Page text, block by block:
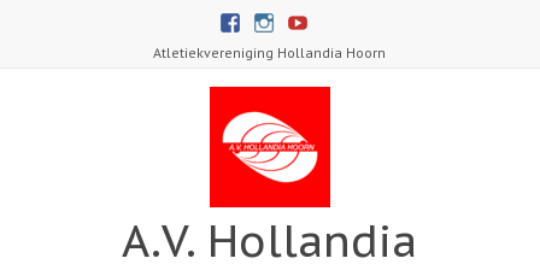
Atletiekvereniging Hollandia Hoorn
A.V. Hollandia